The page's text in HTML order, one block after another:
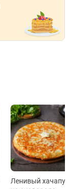
Ленивый хачапури